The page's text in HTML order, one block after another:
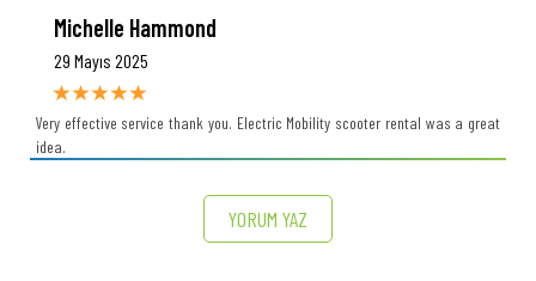
Michelle Hammond
29 Mayıs 2025
Very effective service thank you. Electric Mobility scooter rental was a great
idea.
YORUM YAZ